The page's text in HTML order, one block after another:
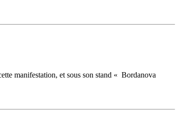
manifestation, et sous son stand « Bordanova